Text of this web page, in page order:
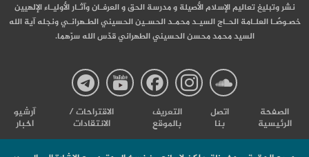
نشر وتبليغ تعاليم الإسلام الأصيلة و مدرسة الحق و العرفـان وآثـار الأوليـاء الإلهيين
خصـوصًـا العلـامة الحـاج السيـد محمـد الحسـين الحسيني الطـهرانـي ونجله آية الله
السيد محمد محسن الحسيني الطهراني قدّس الله سرّهما.
صفحة
صفحة
صفحة
صفحة
الصفحة
الرئيسية
اتصل
بنا
التعریف
بالموقع
الاقتراحات /
الانتقادات
آرشیو
اخبار